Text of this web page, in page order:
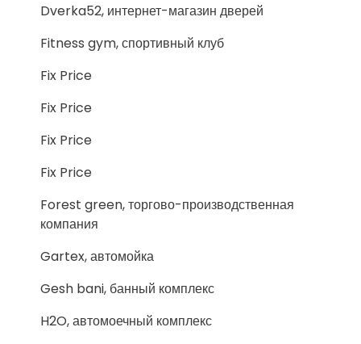
Dverka52, интернет-магазин дверей
Fitness gym, спортивный клуб
Fix Price
Fix Price
Fix Price
Fix Price
Forest green, торгово-производственная
компания
Gartex, автомойка
Gesh bani, банный комплекс
H2O, автомоечный комплекс